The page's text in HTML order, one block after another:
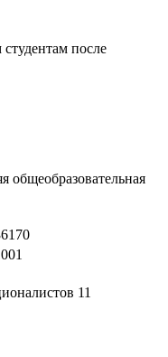
после
общеобразовательная
11